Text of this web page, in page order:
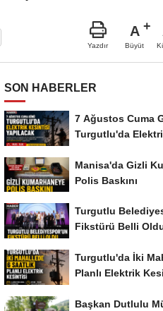
Yazdır
A
Büyüt
SON HABERLER
7 Ağustos Cuma
Turgutlu'da
Manisa'da Gizli
Polis Baskını
Turgutlu
Fikstürü Belli
Turgutlu'da İki
Planlı Elektrik
Başkan Dutlulu